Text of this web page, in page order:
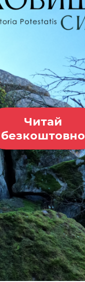
Читай
безкоштовно